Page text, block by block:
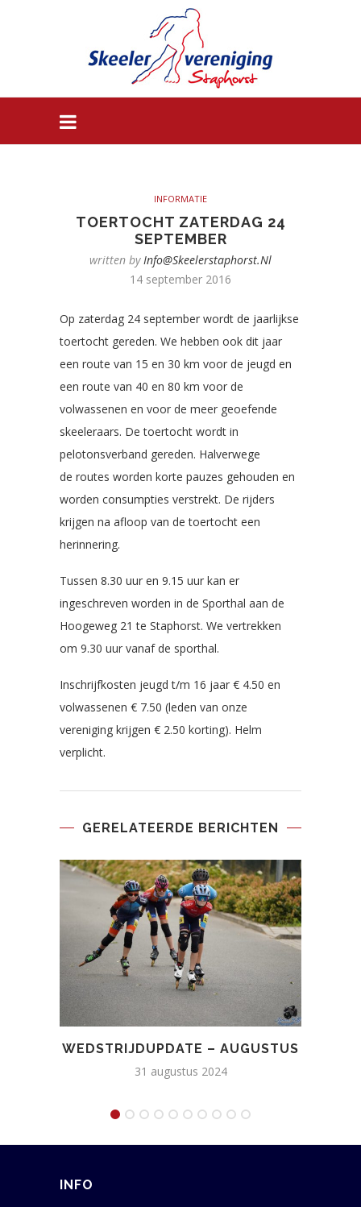
INFORMATIE
TOERTOCHT ZATERDAG 24
SEPTEMBER
written byInfo@skeelerstaphorst.nl
14 september 2016
Op zaterdag 24 september wordt de jaarlijkse
toertocht gereden. We hebben ook dit jaar
een route van 15 en 30 km voor de jeugd en
een route van 40 en 80 km voor de
volwassenen en voor de meer geoefende
skeeleraars. De toertocht wordt in
pelotonsverband gereden. Halverwege
de routes worden korte pauzes gehouden en
worden consumpties verstrekt. De rijders
krijgen na afloop van de toertocht een
herinnering.
Tussen 8.30 uur en 9.15 uur kan er
ingeschreven worden in de Sporthal aan de
Hoogeweg 21 te Staphorst. We vertrekken
om 9.30 uur vanaf de sporthal.
Inschrijfkosten jeugd t/m 16 jaar € 4.50 en
volwassenen € 7.50 (leden van onze
vereniging krijgen € 2.50 korting). Helm
verplicht.
GERELATEERDE BERICHTEN
WEDSTRIJDUPDATE – AUGUSTUS
31 augustus 2024
INFO